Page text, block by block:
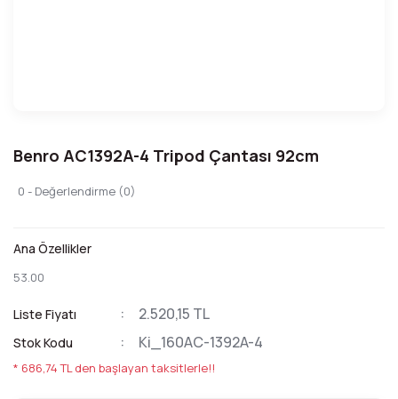
Benro AC1392A-4 Tripod Çantası 92cm
0 - Değerlendirme (0)
Ana Özellikler
53.00
Liste Fiyatı 2.520,15 TL
Stok Kodu Ki_160AC-1392A-4
* 686,74 TL den başlayan taksitlerle!!